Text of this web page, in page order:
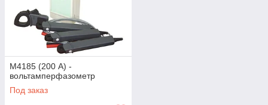
М4185 (200 А) -
вольтамперфазометр
Под заказ